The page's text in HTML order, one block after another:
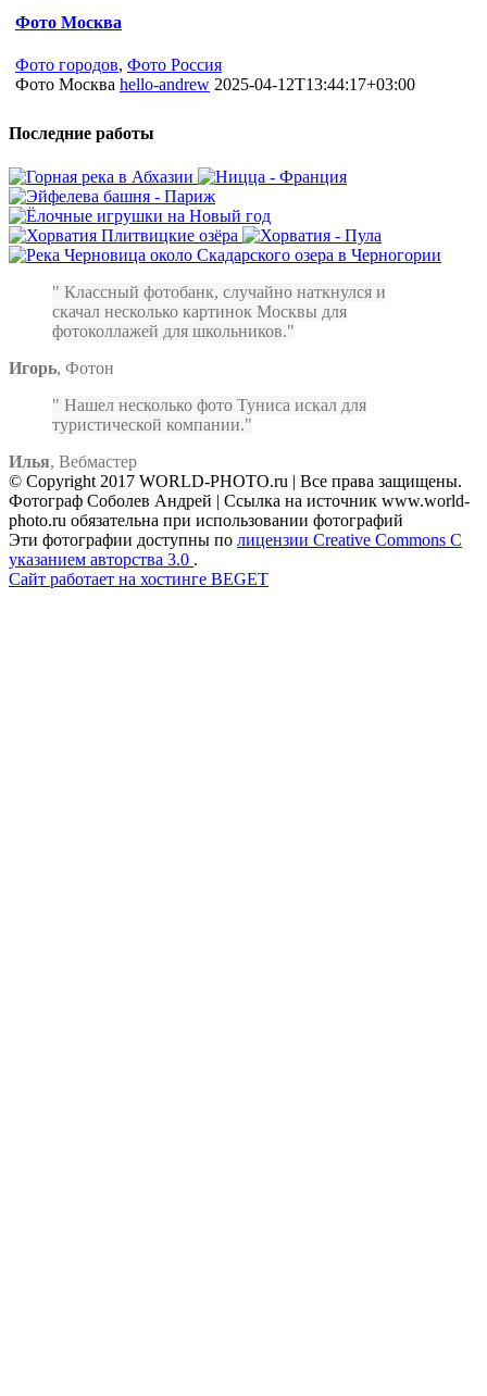
Фото Москва
Фото городов, Фото Россия
Фото Москва hello-andrew 2025-04-12T13:44:17+03:00
Последние работы
Классный фотобанк, случайно наткнулся и
скачал несколько картинок Москвы для
фотоколлажей для школьников.
Игорь, Фотон
Нашел несколько фото Туниса искал для
туристической компании.
Илья, Вебмастер
© Copyright 2017 WORLD-PHOTO.ru | Все права защищены.
Фотограф Соболев Андрей | Ссылка на источник www.world-
photo.ru обязательна при использовании фотографий
Эти фотографии доступны по лицензии Creative Commons С
указанием авторства 3.0 .
Сайт работает на хостинге BEGET